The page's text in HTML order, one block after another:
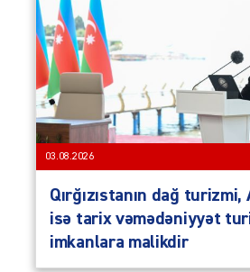
03.08.2026
Qırğızıstanın dağ turizmi,
isə tarix vəmədəniyyət
imkanlara malikdir